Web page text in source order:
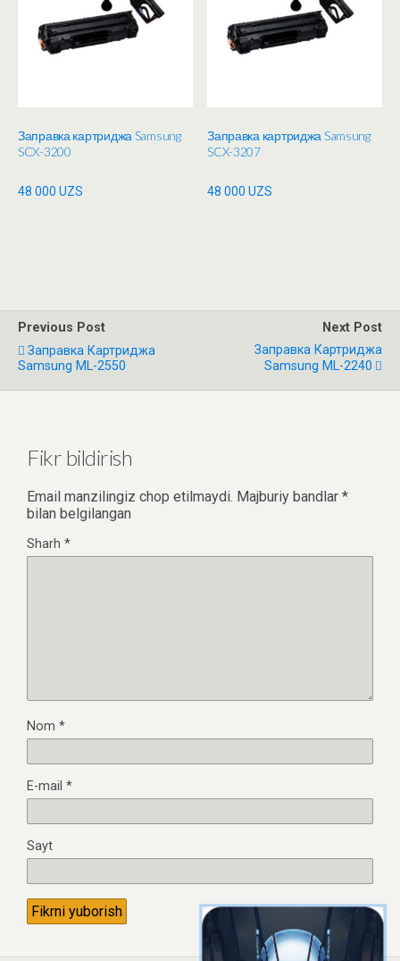
Заправка картриджа Samsung
SCX-3200
48 000 UZS
Заправка картриджа Samsung
SCX-3207
48 000UZS
Previous Post
Заправка Картриджа
Samsung ML-2550
Next Post
Заправка Картриджа
Samsung ML-2240
Fikr bildirish
Email manzilingiz chop etilmaydi. Majburiy bandlar *
bilan belgilangan
Sharh *
Nom *
E-mail *
Sayt